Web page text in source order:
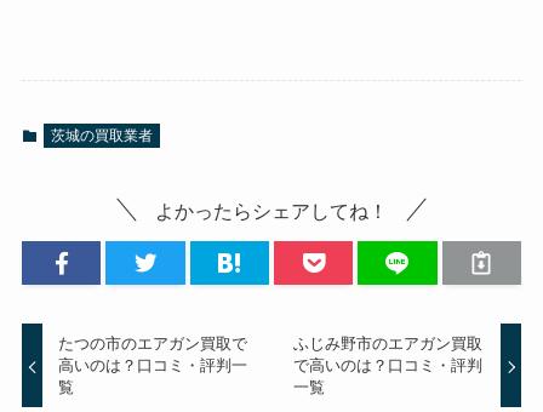
茨城の買取業者
よかったらシェアしてね！
たつの市のエアガン買取で
高いのは？口コミ・評判一
覧
ふじみ野市のエアガン買取
で高いのは？口コミ・評判
一覧